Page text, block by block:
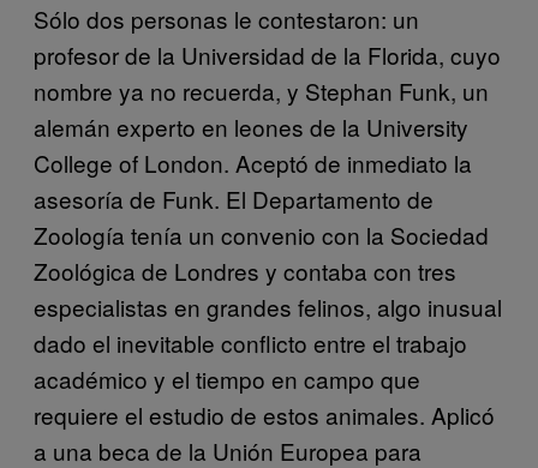
Sólo dos personas le contestaron: un
profesor de la Universidad de la Florida, cuyo
nombre ya no recuerda, y Stephan Funk, un
alemán experto en leones de la University
College of London. Aceptó de inmediato la
asesoría de Funk. El Departamento de
Zoología tenía un convenio con la Sociedad
Zoológica de Londres y contaba con tres
especialistas en grandes felinos, algo inusual
dado el inevitable conflicto entre el trabajo
académico y el tiempo en campo que
requiere el estudio de estos animales. Aplicó
a una beca de la Unión Europea para